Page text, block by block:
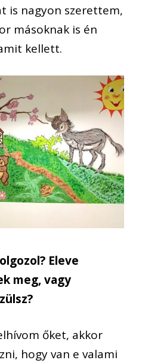
is nagyon szerettem,
másoknak is én
kellett.
Eleve
meg, vagy
őket, akkor
hogy van e valami